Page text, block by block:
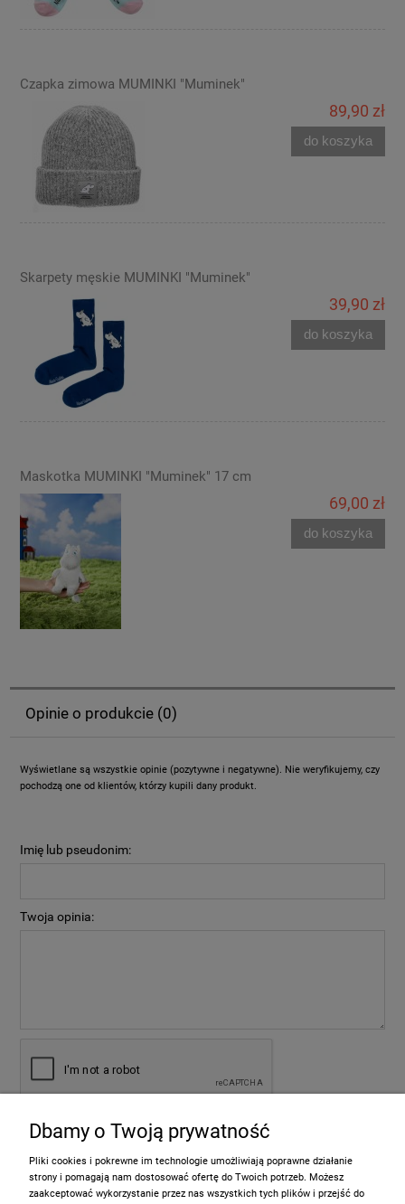
Czapka zimowa MUMINKI "Muminek"
89,90 zł
do koszyka
Skarpety męskie MUMINKI "Muminek"
39,90 zł
do koszyka
Maskotka MUMINKI "Muminek" 17 cm
69,00 zł
do koszyka
Opinie o produkcie (0)
Wyświetlane są wszystkie opinie (pozytywne i negatywne). Nie weryfikujemy, czy
pochodzą one od klientów, którzy kupili dany produkt.
Imię lub pseudonim:
Twoja opinia:
Dbamy o Twoją prywatność
Pliki cookies i pokrewne im technologie umożliwiają poprawne działanie
strony i pomagają nam dostosować ofertę do Twoich potrzeb. Możesz
zaakceptować wykorzystanie przez nas wszystkich tych plików i przejść do